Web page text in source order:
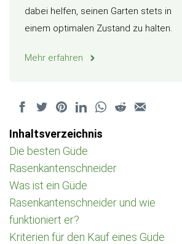
dabei helfen, seinen Garten stets in
einem optimalen Zustand zu halten.
Mehr erfahren
Inhaltsverzeichnis
Die besten Güde
Rasenkantenschneider
Was ist ein Güde
Rasenkantenschneider und wie
funktioniert er?
Kriterien für den Kauf eines Güde